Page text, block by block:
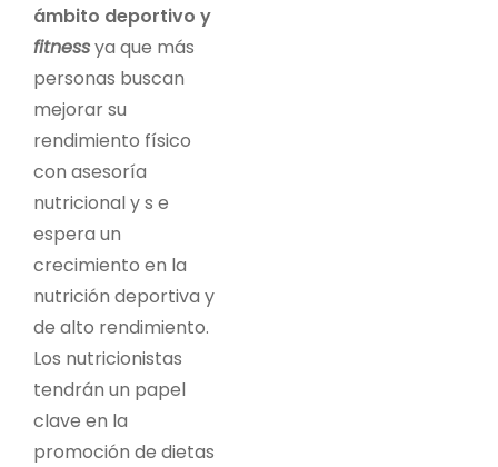
ámbito deportivo y
fitnessya que más
personas buscan
mejorar su
rendimiento físico
con asesoría
nutricional y s e
espera un
crecimiento en la
nutrición deportiva y
de alto rendimiento.
Los nutricionistas
tendrán un papel
clave en la
promoción de dietas